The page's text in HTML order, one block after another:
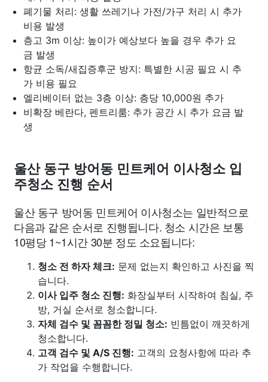
폐기물 처리: 생활 쓰레기나 가전/가구 처리 시 추가
비용 발생
층고 3m 이상: 높이가 예상보다 높을 경우 추가 요
금 발생
항균 소독/새집증후군 방지: 특별한 시공 필요 시 추
가 비용 필요
엘리베이터 없는 3층 이상: 층당 10,000원 추가
비확장 베란다, 펜트리룸: 추가 공간 시 추가 요금 발
생
울산 동구 방어동 민트케어 이사청소 입
주청소 진행 순서
울산 동구 방어동 민트케어 이사청소는 일반적으로
다음과 같은 순서로 진행됩니다. 청소 시간은 보통
10평당 1~1시간 30분 정도 소요됩니다:
청소 전 하자 체크: 문제 없는지 확인하고 사진을 찍
습니다.
이사 입주 청소 진행: 화장실부터 시작하여 침실, 주
방, 거실 순서로 청소합니다.
자체 검수 및 꼼꼼한 정밀 청소: 빈틈없이 깨끗하게
청소합니다.
고객 검수 및 A/S 진행: 고객의 요청사항에 따라 추
가 작업을 수행합니다.